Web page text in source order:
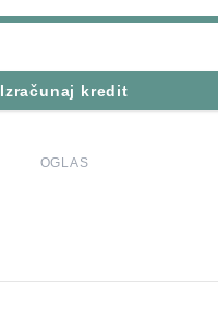
Izračunaj kredit
OGLAS